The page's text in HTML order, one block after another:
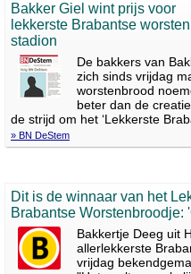
Bakker Giel wint prijs voor
lekkerste Brabantse
stadion
De bakkers van
zich sinds vrijdag
worstenbrood
beter dan de
de strijd om het ‘Lekkerste
» BN DeStem
Dit is de winnaar van het
Brabantse Worstenbroodje:
Bakkertje Deeg uit
allerlekkerste
vrijdag